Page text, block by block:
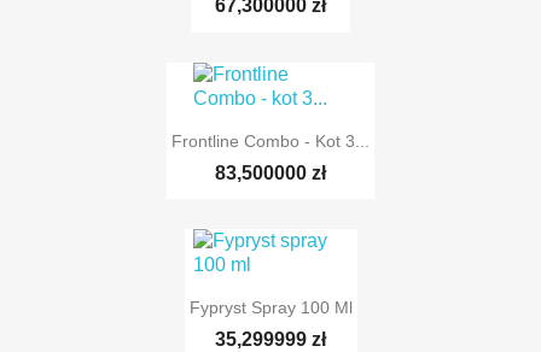
67,300000 zł
Frontline Combo - Kot 3...
83,500000 zł
Fypryst Spray 100 Ml
35,299999 zł